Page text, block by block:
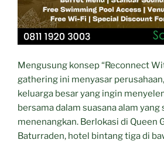
Mengusung konsep “Reconnect
gathering ini menyasar
keluarga besar yang ingin
bersama dalam suasana alam yang
menenangkan. Berlokasi di Queen
Baturraden, hotel bintang tiga di